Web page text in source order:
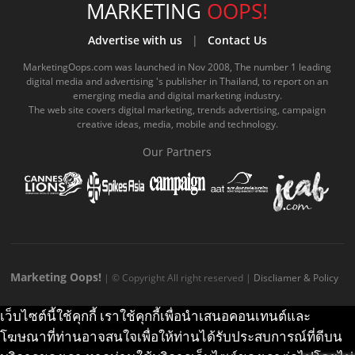
e
b
o
o
k
c
o
t
u
b
e
.
o
o
m
e
m
e
t
a
g
r
a
.
t
o
k
.
c
m
MARKETING OOPS!
Advertise with us| Contact Us
MarketingOops.com was launched in Nov 2008, The number 1 leading
digital media and advertising 's publisher in Thailand, to report on an
emerging media and digital marketing industry.
The web site covers digital marketing, trends advertising, campaign
creative ideas, media, mobile and technology.
Our Partners
Marketing Oops! | © Copyright All right reserved | Discliamer & Policy
เว็บไซต์นี้ใช้คุกกี้ เราใช้คุกกี้เพื่อนำเสนอคอนเทนต์และ
โฆษณาที่ท่านอาจสนใจเพื่อให้ท่านได้รับประสบการณ์ที่ดีบน